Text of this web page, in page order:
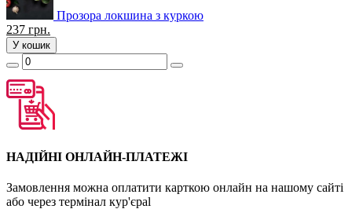
Прозора локшина з куркою
237 грн.
У кошик
НАДІЙНІ ОНЛАЙН-ПЛАТЕЖІ
Замовлення можна оплатити карткою онлайн на нашому сайті
або через термінал кур'єраl